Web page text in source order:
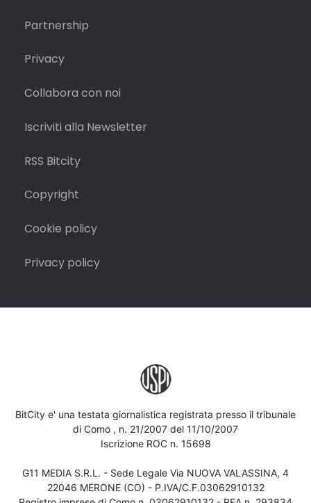
Partnership
Privacy
Collabora con noi
Iscriviti alla Newsletter
RSS Bitcity
Copyright
Cookie policy
Privacy policy
BitCity e' una testata giornalistica registrata presso il tribunale
di Como , n. 21/2007 del 11/10/2007
Iscrizione ROC n. 15698
G11 MEDIA S.R.L. - Sede Legale Via NUOVA VALASSINA, 4
22046 MERONE (CO) - P.IVA/C.F.03062910132